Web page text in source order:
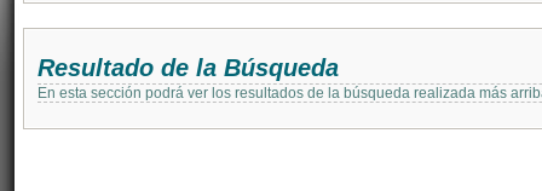
Resultado de la Búsqueda
En esta sección podrá ver los resultados de la búsqueda realizada más